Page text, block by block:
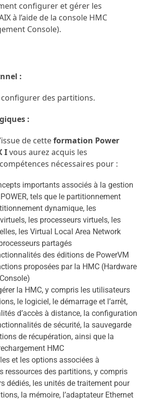
configurer et gérer les
à l’aide de la console HMC
Console).
:
des partitions.
:
de cetteformation Power
Ivous aurez acquis les
nécessaires pour :
importants associés à la gestion
tels que le partitionnement
dynamique, les
les processeurs virtuels, les
les Virtual Local Area Network
partagés
des éditions de PowerVM
proposées par la HMC (Hardware
la HMC, y compris les utilisateurs
le logiciel, le démarrage et l’arrêt,
d’accès à distance, la configuration
de sécurité, la sauvegarde
de récupération, ainsi que la
HMC
et les options associées à
ressources des partitions, y compris
dédiés, les unités de traitement pour
la mémoire, l’adaptateur Ethernet